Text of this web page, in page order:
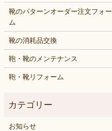
靴のパターンオーダー注文フォー
ム
靴の消耗品交換
鞄・靴のメンテナンス
鞄・靴リフォーム
お知らせ